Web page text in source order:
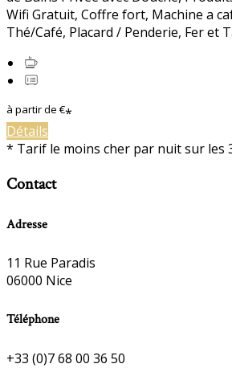
Wifi Gratuit, Coffre fort, Machine a
Thé/Café, Placard / Penderie, Fer et
à partir de €*
Détails
* Tarif le moins cher par nuit sur les
Contact
Adresse
11 Rue Paradis
06000 Nice
Téléphone
+33 (0)7 68 00 36 50